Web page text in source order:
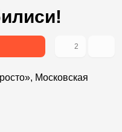
2
Московская